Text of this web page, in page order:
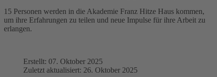
15 Personen werden in die Akademie Franz Hitze Haus kommen,
um ihre Erfahrungen zu teilen und neue Impulse für ihre Arbeit zu
erlangen.
Erstellt: 07. Oktober 2025
Zuletzt aktualisiert: 26. Oktober 2025